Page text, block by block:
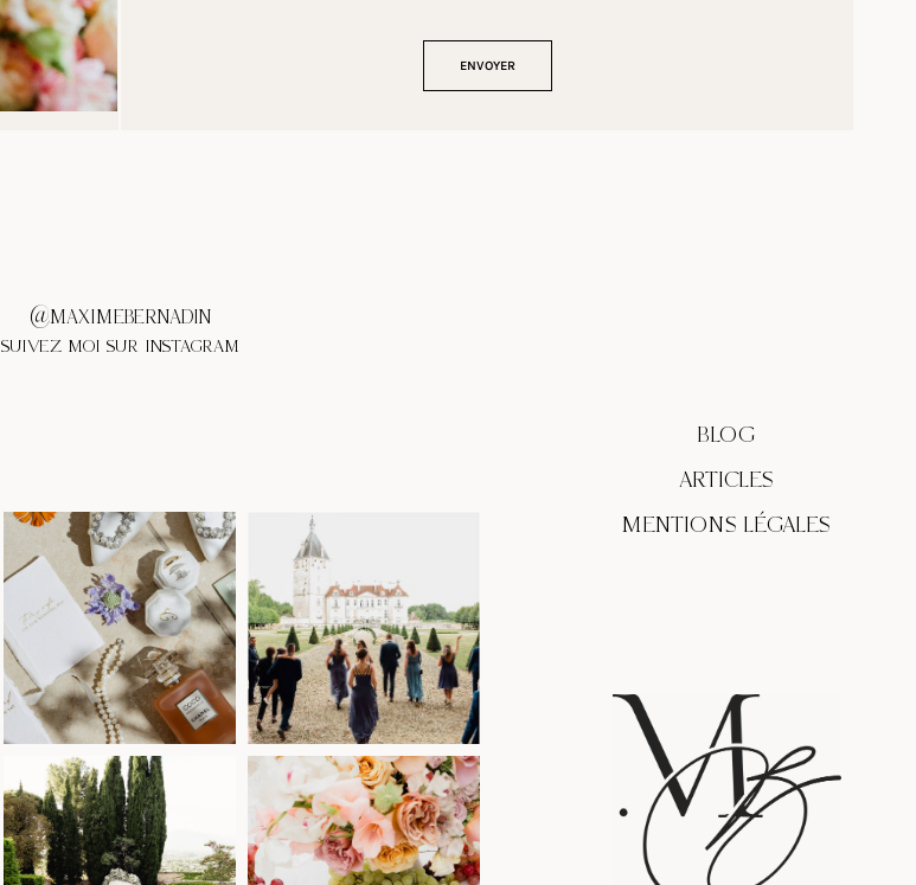
@MAXIMEBERNADIN
SUIVEZ MOI SUR INSTAGRAM
BLOG
ARTICLES
MENTIONS LÉGALES